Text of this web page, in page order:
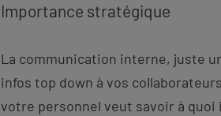
Importance stratégique
La communication interne, juste
infos top down à vos
votre personnel veut savoir à